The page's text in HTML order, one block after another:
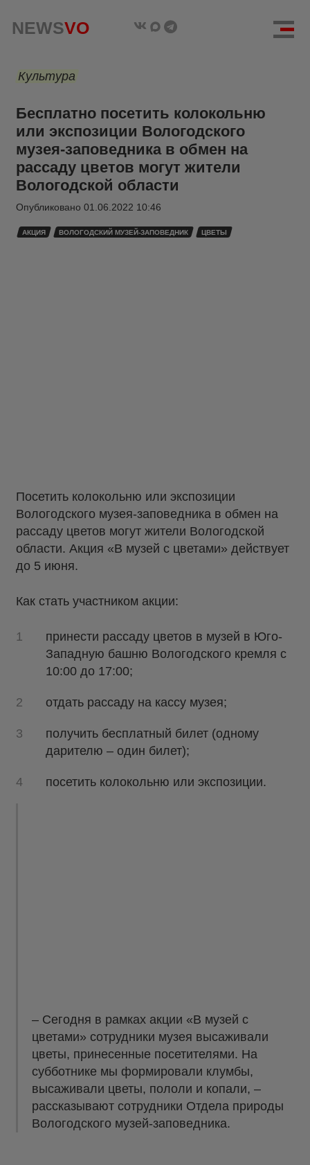
NEWSVO
Культура
Бесплатно посетить колокольню
или экспозиции Вологодского
музея-заповедника в обмен на
рассаду цветов могут жители
Вологодской области
Опубликовано 01.06.2022 10:46
АКЦИЯ ВОЛОГОДСКИЙ МУЗЕЙ-ЗАПОВЕДНИК ЦВЕТЫ
Посетить колокольню или экспозиции
Вологодского музея-заповедника в обмен на
рассаду цветов могут жители Вологодской
области. Акция «В музей с цветами» действует
до 5 июня.
Как стать участником акции:
принести рассаду цветов в музей в Юго-
Западную башню Вологодского кремля с
10:00 до 17:00;
отдать рассаду на кассу музея;
получить бесплатный билет (одному
дарителю – один билет);
посетить колокольню или экспозиции.
– Сегодня в рамках акции «В музей с
цветами» сотрудники музея высаживали
цветы, принесенные посетителями. На
субботнике мы формировали клумбы,
высаживали цветы, пололи и копали, –
рассказывают сотрудники Отдела природы
Вологодского музей-заповедника.